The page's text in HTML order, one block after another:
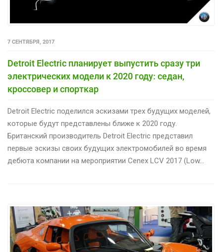
7 СЕНТЯБРЯ, 2017
Detroit Electric планирует выпустить сразу три
электрических модели к 2020 году: седан,
кроссовер и спорткар
Detroit Electric поделился эскизами трех будущих моделей,
которые будут представлены ближе к 2020 году.
Британский производитель Detroit Electric представил
первые эскизы своих будущих электромобилей во время
дебюта компании на мероприятии Cenex LCV 2017 (Low…